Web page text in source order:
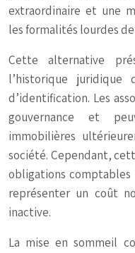
extraordinaire et une
les formalités lourdes
Cette alternative
l’historique
d’identification. Les
gouvernance et
immobilières
société. Cependant,
obligations
représenter un coût
inactive.
La mise en sommeil